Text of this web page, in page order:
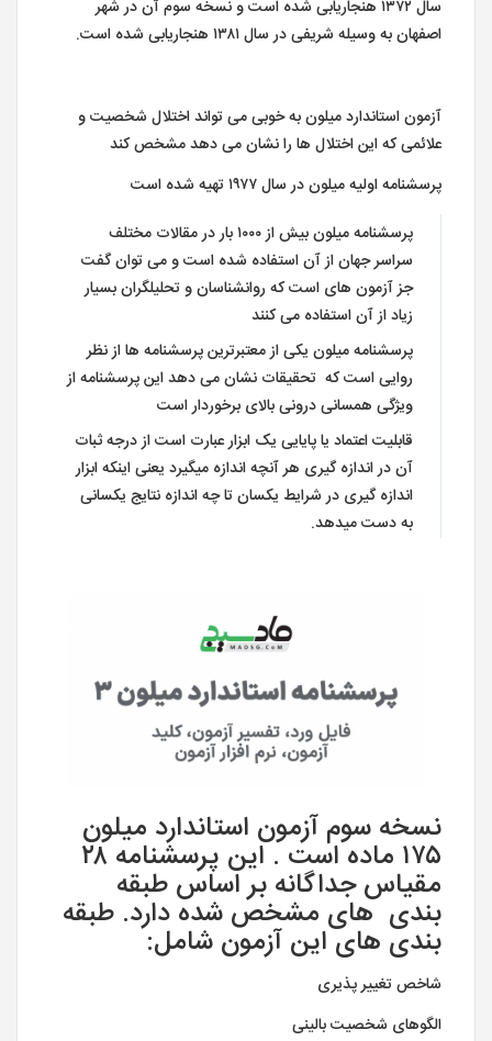
سال ۱۳۷۲ هنجاریابی شده است و نسخه سوم آن در شهر
اصفهان به وسیله شریفی در سال ۱۳۸۱ هنجاریابی شده است.
آزمون استاندارد میلون به خوبی می تواند اختلال شخصیت و
علائمی که این اختلال ها را نشان می دهد مشخص کند
پرسشنامه اولیه میلون در سال ۱۹۷۷ تهیه شده است
پرسشنامه میلون بیش از ۱۰۰۰ بار در مقالات مختلف
سراسر جهان از آن استفاده شده است و می توان گفت
جز آزمون های است که روانشناسان و تحلیلگران بسیار
زیاد از آن استفاده می کنند
پرسشنامه میلون یکی از معتبرترین پرسشنامه ها از نظر
روایی است که تحقیقات نشان می دهد این پرسشنامه از
ویژگی همسانی درونی بالای برخوردار است
قابلیت اعتماد یا پایایی یک ابزار عبارت است از درجه ثبات
آن در اندازه گیری هر آنچه اندازه می­گیرد یعنی اینکه ابزار
اندازه­ گیری در شرایط یکسان تا چه اندازه نتایج یکسانی
به دست می­دهد.
نسخه سوم آزمون استاندارد میلون
۱۷۵ ماده است . این پرسشنامه ۲۸
مقیاس جداگانه بر اساس طبقه
بندی های مشخص شده دارد. طبقه
بندی های این آزمون شامل:
شاخص تغییر پذیری
الگوهای شخصیت بالینی